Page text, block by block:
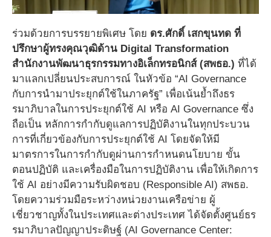
ร่วมด้วยการบรรยายพิเศษ โดย ดร.ศักดิ์ เสกขุนทด ที่
ปรึกษาผู้ทรงคุณวุฒิด้าน Digital Transformation
สำนักงานพัฒนาธุรกรรมทางอิเล็กทรอนิกส์ (สพธอ.) ที่ได้
มาแลกเปลี่ยนประสบการณ์ ในหัวข้อ “AI Governance
กับการนำมาประยุกต์ใช้ในภาครัฐ” เพื่อเน้นย้ำถึงธร
รมาภิบาลในการประยุกต์ใช้ AI หรือ AI Governance ซึ่ง
ถือเป็น หลักการกำกับดูแลการปฏิบัติงานในทุกประบวน
การที่เกี่ยวข้องกับการประยุกต์ใช้ AI โดยจัดให้มี
มาตรการในการกำกับดูผ่านการกำหนดนโยบาย ขั้น
ตอนปฏิบัติ และเครื่องมือในการปฏิบัติงาน เพื่อให้เกิดการ
ใช้ AI อย่างมีความรับผิดชอบ (Responsible AI) สพธอ.
โดยความร่วมมือระหว่างหน่วยงานเครือข่าย ผู้
เชี่ยวชาญทั้งในประเทศและต่างประเทศ ได้จัดตั้งศูนย์ธร
รมาภิบาลปัญญาประดิษฐ์ (AI Governance Center: